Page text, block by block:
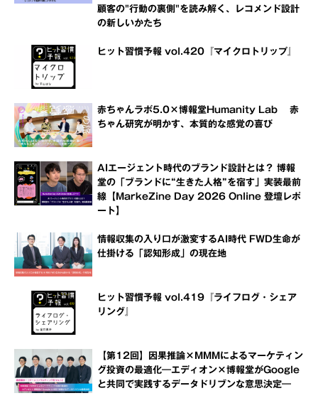
顧客の"行動の裏側"を読み解く、レコメンド設計
の新しいかたち
ヒット習慣予報 vol.420『マイクロトリップ』
赤ちゃんラボ5.0×博報堂Humanity Lab 赤
ちゃん研究が明かす、本質的な感覚の喜び
AIエージェント時代のブランド設計とは？ 博報
堂の「ブランドに“生きた人格”を宿す」実装最前
線【MarkeZine Day 2026 Online 登壇レポ
ート】
情報収集の入り口が激変するAI時代 FWD生命が
仕掛ける「認知形成」の現在地
ヒット習慣予報 vol.419『ライフログ・シェア
リング』
【第12回】因果推論×MMMによるマーケティン
グ投資の最適化―エディオン×博報堂がGoogle
と共同で実践するデータドリブンな意思決定―